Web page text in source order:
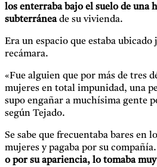
los enterraba bajo el suelo de una
subterráneade su vivienda.
Era un espacio que estaba ubicado
recámara.
«Fue alguien que por más de tres
mujeres en total impunidad, una
supo engañar a muchísima gente
según Tejado.
Se sabe que frecuentaba bares en
mujeres y pagaba por su compañía.
o por su apariencia, lo tomaba